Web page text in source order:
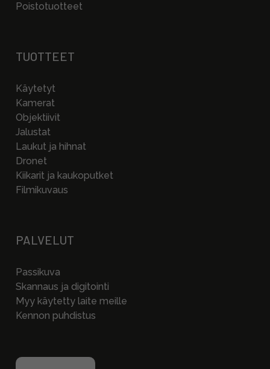
Poistotuotteet
TUOTTEET
Käytetyt
Kamerat
Objektiivit
Jalustat
Laukut ja hihnat
Dronet
Kiikarit ja kaukoputket
Filmikuvaus
PALVELUT
Passikuva
Skannaus ja digitointi
Myy käytetty laite meille
Kennon puhdistus